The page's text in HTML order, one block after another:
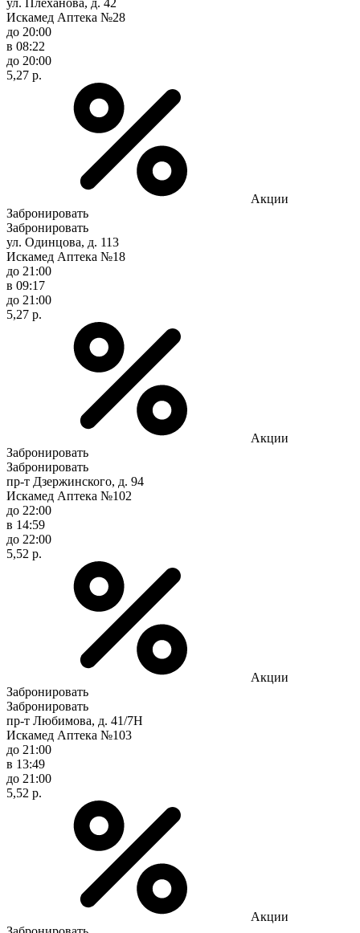
Искамед Аптека №28
до 20:00
в 08:22
до 20:00
5,27 р.
Акции
Забронировать
Забронировать
ул. Одинцова, д. 113
Искамед Аптека №18
до 21:00
в 09:17
до 21:00
5,27 р.
Акции
Забронировать
Забронировать
пр-т Дзержинского, д. 94
Искамед Аптека №102
до 22:00
в 14:59
до 22:00
5,52 р.
Акции
Забронировать
Забронировать
пр-т Любимова, д. 41/7Н
Искамед Аптека №103
до 21:00
в 13:49
до 21:00
5,52 р.
Акции